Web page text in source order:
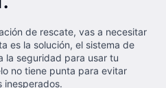
de rescate, vas a necesitar
es la solución, el sistema de
la seguridad para usar tu
no tiene punta para evitar
inesperados.